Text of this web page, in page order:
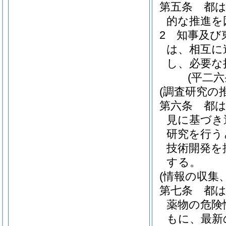
第五条
都
的な推進
2
知事及び
は、相互
し、必要
(平二
(調査研究の
第六条
都
見に基づ
研究を行
技術開発
する。
(情報の収集
第七条
都
薬物の危
もに、最